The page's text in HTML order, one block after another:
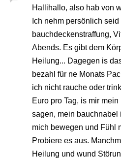
Hallihallo, also hab von
Ich nehm persönlich
bauchdeckenstraffung,
Abends. Es gibt dem
Heilung... Dagegen is
bezahl für ne Monats
ich nicht rauche oder
Euro pro Tag, is mir
sagen, mein bauchnabel
mich bewegen und Fühl
Probiere es aus.
Heilung und wund